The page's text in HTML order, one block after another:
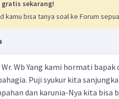
gratis sekarang!
kamu bisa tanya soal ke Forum
Wb Yang kami hormati
Puji syukur kita
dan karunia-Nya kita bisa